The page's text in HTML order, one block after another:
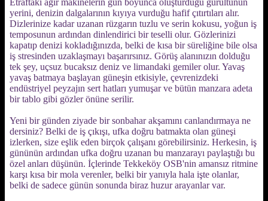
Etraftaki ağır makinelerin gün boyunca oluşturduğu gürültünün
yerini, denizin dalgalarının kıyıya vurduğu hafif çıtırtıları alır.
Dizlerinize kadar uzanan rüzgarın tuzlu ve serin kokusu, yoğun iş
temposunun ardından dinlendirici bir teselli olur. Gözlerinizi
kapatıp denizi kokladığınızda, belki de kısa bir süreliğine bile olsa
iş stresinden uzaklaşmayı başarırsınız. Görüş alanınızın dolduğu
tek şey, uçsuz bucaksız deniz ve limandaki gemiler olur. Yavaş
yavaş batmaya başlayan güneşin etkisiyle, çevrenizdeki
endüstriyel peyzajın sert hatları yumuşar ve bütün manzara adeta
bir tablo gibi gözler önüne serilir.
Yeni bir günden ziyade bir sonbahar akşamını canlandırmaya ne
dersiniz? Belki de iş çıkışı, ufka doğru batmakta olan güneşi
izlerken, size eşlik eden birçok çalışanı görebilirsiniz. Herkesin, iş
gününün ardından ufka doğru uzanan bu manzarayı paylaştığı bu
özel anları düşünün. İçlerinde Tekkeköy OSB'nin amansız ritmine
karşı kısa bir mola verenler, belki bir yanıyla hala işte olanlar,
belki de sadece günün sonunda biraz huzur arayanlar var.